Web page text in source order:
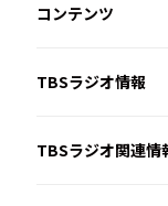
コンテンツ
TBSラジオ情報
TBSラジオ関連情